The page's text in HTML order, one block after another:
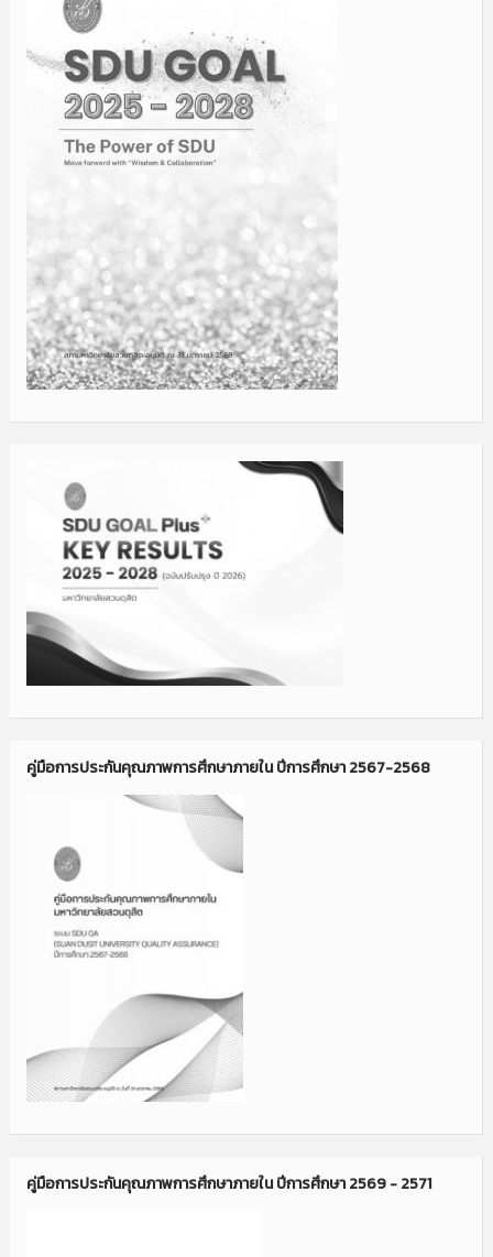
คู่มือการประกันคุณภาพการศึกษาภายใน ปีการศึกษา 2567-2568
คู่มือการประกันคุณภาพการศึกษาภายใน ปีการศึกษา 2569 - 2571